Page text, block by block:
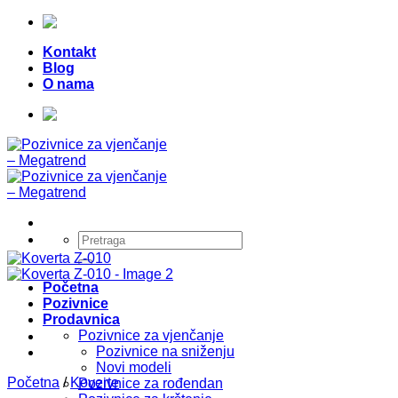
Skip
contentKontakt
Blog
O nama
Pretraži:
Početna
Pozivnice
Prodavnica
Pozivnice za vjenčanje
Pozivnice na sniženju
Novi modeli
Pozivnice za rođendan
Početna / Koverte